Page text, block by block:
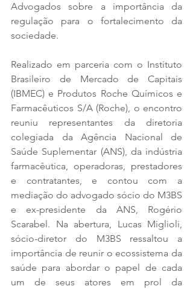
Advogados sobre a importância da
regulação para o fortalecimento da
sociedade.
Realizado em parceria com o Instituto
Brasileiro de Mercado de Capitais
(IBMEC) e Produtos Roche Químicos e
Farmacêuticos S/A (Roche), o encontro
reuniu representantes da diretoria
colegiada da Agência Nacional de
Saúde Suplementar (ANS), da indústria
farmacêutica, operadoras, prestadores
e contratantes, e contou com a
mediação do advogado sócio do M3BS
e ex-presidente da ANS, Rogério
Scarabel. Na abertura, Lucas Miglioli,
sócio-diretor do M3BS ressaltou a
importância de reunir o ecossistema da
saúde para abordar o papel de cada
um de seus atores em prol da